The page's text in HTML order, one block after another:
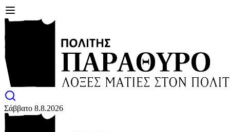
Σάββατο 8.8.2026